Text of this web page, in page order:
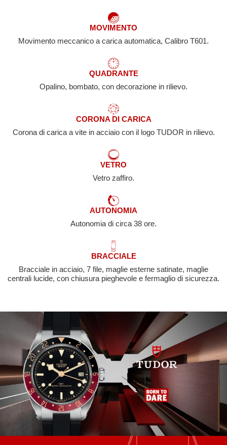
MOVIMENTO
Movimento meccanico a carica automatica, Calibro T601.
QUADRANTE
Opalino, bombato, con decorazione in rilievo.
CORONA DI CARICA
Corona di carica a vite in acciaio con il logo TUDOR in rilievo.
VETRO
Vetro zaffiro.
AUTONOMIA
Autonomia di circa 38 ore.
BRACCIALE
Bracciale in acciaio, 7 file, maglie esterne satinate, maglie
centrali lucide, con chiusura pieghevole e fermaglio di sicurezza.